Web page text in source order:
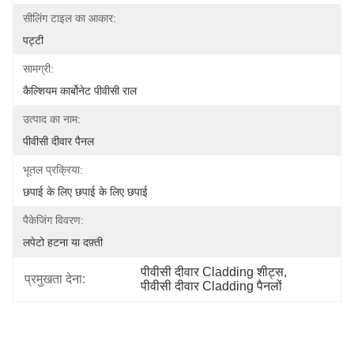
सीलिंग टाइल का आकार:
पट्टी
सामग्री:
कैल्शियम कार्बोनेट पीवीसी राल
उत्पाद का नाम:
पीवीसी दीवार पैनल
भूतल प्रक्रिया:
छपाई के लिए छपाई के लिए छपाई
पैकेजिंग विवरण:
लपेटो हटना या दफ़्ती
प्रमुखता देना:
पीवीसी दीवार Cladding शीट्स,
पीवीसी दीवार Cladding पैनलों